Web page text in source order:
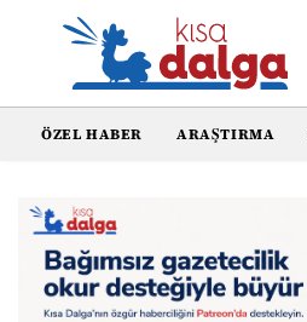
ÖZEL HABER ARAŞTIRMA